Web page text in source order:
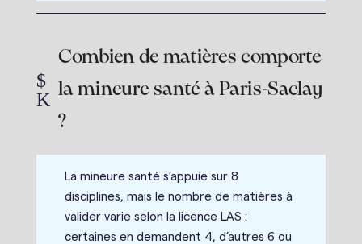
Combien de matières comporte
la mineure santé à Paris-Saclay
?
$
K
La mineure santé s’appuie sur 8
disciplines, mais le nombre de matières à
valider varie selon la licence LAS :
certaines en demandent 4, d’autres 6 ou